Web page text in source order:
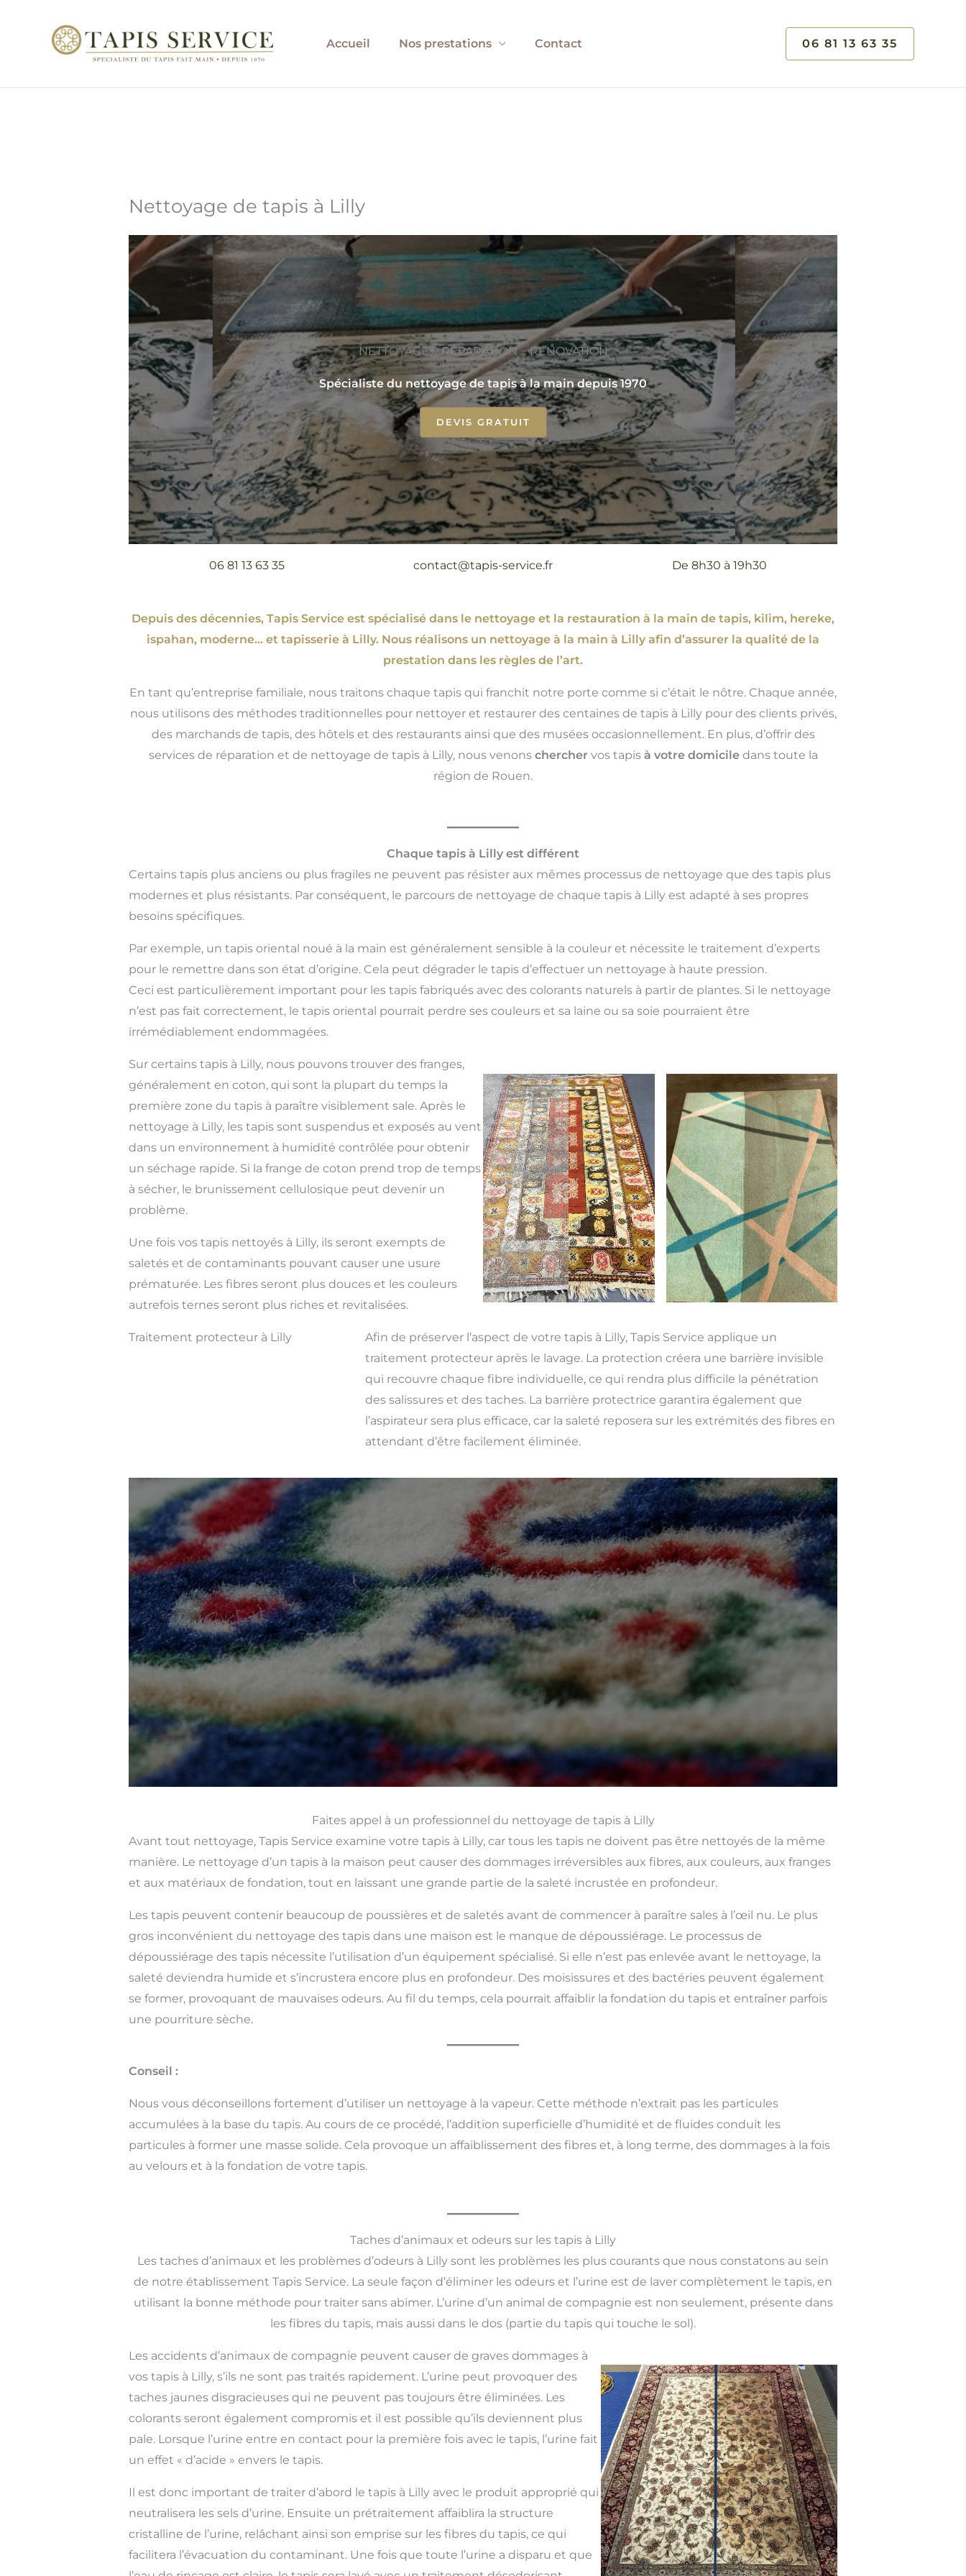
Accueil Nos prestations Contact 06 81 13 63 35
Nettoyage de tapis à Lilly
NETTOYAGE ~ RÉPARATION ~ RÉNOVATION
Spécialiste du nettoyage de tapis à la main depuis 1970
DEVIS GRATUIT
06 81 13 63 35 contact@tapis-service.fr De 8h30 à 19h30
Depuis des décennies, Tapis Service est spécialisé dans le nettoyage et la restauration à la main de tapis, kilim, hereke,
ispahan, moderne… et tapisserie à Lilly. Nous réalisons un nettoyage à la main à Lilly afin d’assurer la qualité de la
prestation dans les règles de l’art.
En tant qu’entreprise familiale, nous traitons chaque tapis qui franchit notre porte comme si c’était le nôtre. Chaque année,
nous utilisons des méthodes traditionnelles pour nettoyer et restaurer des centaines de tapis à Lilly pour des clients privés,
des marchands de tapis, des hôtels et des restaurants ainsi que des musées occasionnellement. En plus, d’offrir des
services de réparation et de nettoyage de tapis à Lilly, nous venons chercher vos tapis à votre domiciledans toute la
région de Rouen.
Chaque tapis à Lilly est différent
Certains tapis plus anciens ou plus fragiles ne peuvent pas résister aux mêmes processus de nettoyage que des tapis plus
modernes et plus résistants. Par conséquent, le parcours de nettoyage de chaque tapis à Lilly est adapté à ses propres
besoins spécifiques.
Par exemple, un tapis oriental noué à la main est généralement sensible à la couleur et nécessite le traitement d’experts
pour le remettre dans son état d’origine. Cela peut dégrader le tapis d’effectuer un nettoyage à haute pression.
Ceci est particulièrement important pour les tapis fabriqués avec des colorants naturels à partir de plantes. Si le nettoyage
n’est pas fait correctement, le tapis oriental pourrait perdre ses couleurs et sa laine ou sa soie pourraient être
irrémédiablement endommagées.
Sur certains tapis à Lilly, nous pouvons trouver des franges,
généralement en coton, qui sont la plupart du temps la
première zone du tapis à paraître visiblement sale. Après le
nettoyage à Lilly, les tapis sont suspendus et exposés au vent
dans un environnement à humidité contrôlée pour obtenir
un séchage rapide. Si la frange de coton prend trop de temps
à sécher, le brunissement cellulosique peut devenir un
problème.
Une fois vos tapis nettoyés à Lilly, ils seront exempts de
saletés et de contaminants pouvant causer une usure
prématurée. Les fibres seront plus douces et les couleurs
autrefois ternes seront plus riches et revitalisées.
Traitement protecteur à Lilly
Afin de préserver l’aspect de votre tapis à Lilly, Tapis Service applique un
traitement protecteur après le lavage. La protection créera une barrière invisible
qui recouvre chaque fibre individuelle, ce qui rendra plus difficile la pénétration
des salissures et des taches. La barrière protectrice garantira également que
l’aspirateur sera plus efficace, car la saleté reposera sur les extrémités des fibres en
attendant d’être facilement éliminée.
Faites appel à un professionnel du nettoyage de tapis à Lilly
Avant tout nettoyage, Tapis Service examine votre tapis à Lilly, car tous les tapis ne doivent pas être nettoyés de la même
manière. Le nettoyage d’un tapis à la maison peut causer des dommages irréversibles aux fibres, aux couleurs, aux franges
et aux matériaux de fondation, tout en laissant une grande partie de la saleté incrustée en profondeur.
Les tapis peuvent contenir beaucoup de poussières et de saletés avant de commencer à paraître sales à l’œil nu. Le plus
gros inconvénient du nettoyage des tapis dans une maison est le manque de dépoussiérage. Le processus de
dépoussiérage des tapis nécessite l’utilisation d’un équipement spécialisé. Si elle n’est pas enlevée avant le nettoyage, la
saleté deviendra humide et s’incrustera encore plus en profondeur. Des moisissures et des bactéries peuvent également
se former, provoquant de mauvaises odeurs. Au fil du temps, cela pourrait affaiblir la fondation du tapis et entraîner parfois
une pourriture sèche.
Conseil :
Nous vous déconseillons fortement d’utiliser un nettoyage à la vapeur. Cette méthode n’extrait pas les particules
accumulées à la base du tapis. Au cours de ce procédé, l’addition superficielle d’humidité et de fluides conduit les
particules à former une masse solide. Cela provoque un affaiblissement des fibres et, à long terme, des dommages à la fois
au velours et à la fondation de votre tapis.
Taches d’animaux et odeurs sur les tapis à Lilly
Les taches d’animaux et les problèmes d’odeurs à Lilly sont les problèmes les plus courants que nous constatons au sein
de notre établissement Tapis Service. La seule façon d’éliminer les odeurs et l’urine est de laver complètement le tapis, en
utilisant la bonne méthode pour traiter sans abimer. L’urine d’un animal de compagnie est non seulement, présente dans
les fibres du tapis, mais aussi dans le dos (partie du tapis qui touche le sol).
Les accidents d’animaux de compagnie peuvent causer de graves dommages à
vos tapis à Lilly, s’ils ne sont pas traités rapidement. L’urine peut provoquer des
taches jaunes disgracieuses qui ne peuvent pas toujours être éliminées. Les
colorants seront également compromis et il est possible qu’ils deviennent plus
pale. Lorsque l’urine entre en contact pour la première fois avec le tapis, l’urine fait
un effet « d’acide » envers le tapis.
Il est donc important de traiter d’abord le tapis à Lilly avec le produit approprié qui
neutralisera les sels d’urine. Ensuite un prétraitement affaiblira la structure
cristalline de l’urine, relâchant ainsi son emprise sur les fibres du tapis, ce qui
facilitera l’évacuation du contaminant. Une fois que toute l’urine a disparu et que